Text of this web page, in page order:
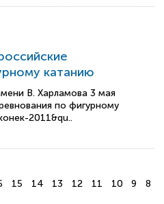
катанию
В. Харламова 3 мая
по фигурному
2011&qu..
15 14 13 12 11 10 9
8